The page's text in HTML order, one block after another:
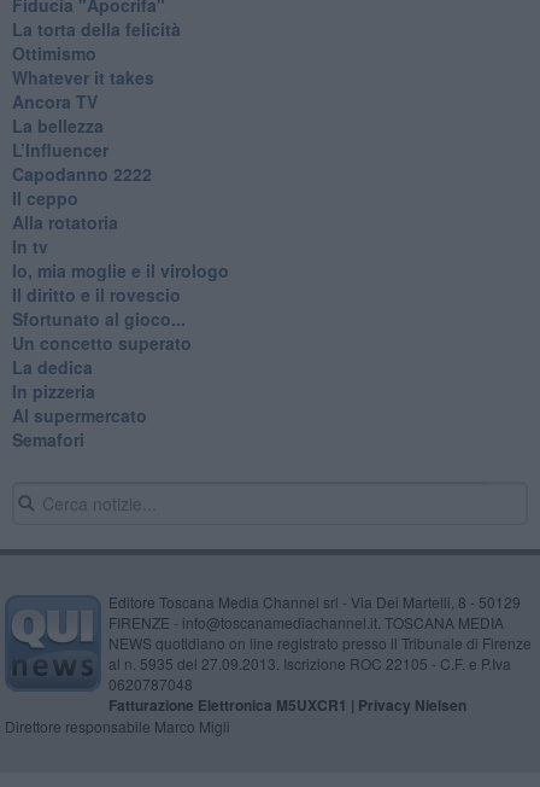
La torta della felicità
Ottimismo
Whatever it takes
Ancora TV
La bellezza
L’Influencer
​Capodanno 2222
Il ceppo
Alla rotatoria
In tv
Io, mia moglie e il virologo
Il diritto e il rovescio
Sfortunato al gioco...
Un concetto superato
La dedica
In pizzeria
Al supermercato
Semafori
Editore Toscana Media Channel srl - Via Dei Martelli, 8 - 50129
FIRENZE - info@toscanamediachannel.it. TOSCANA MEDIA
NEWS quotidiano on line registrato presso il Tribunale di Firenze
al n. 5935 del 27.09.2013. Iscrizione ROC 22105 - C.F. e P.Iva
0620787048
Fatturazione Elettronica M5UXCR1 | Privacy Nielsen
Direttore responsabile Marco Migli